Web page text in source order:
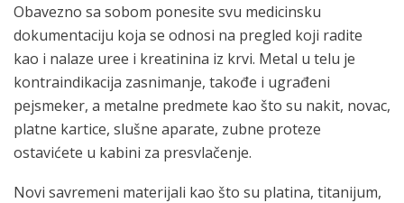
Obavezno sa sobom ponesite svu medicinsku
dokumentaciju koja se odnosi na pregled koji radite
kao i nalaze uree i kreatinina iz krvi. Metal u telu je
kontraindikacija zasnimanje, takođe i ugrađeni
pejsmeker, a metalne predmete kao što su nakit, novac,
platne kartice, slušne aparate, zubne proteze
ostavićete u kabini za presvlačenje.
Novi savremeni materijali kao što su platina, titanijum,